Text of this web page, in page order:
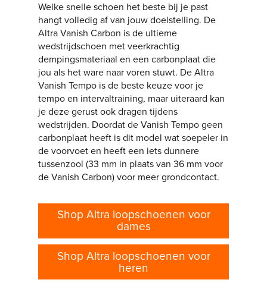
Welke snelle schoen het beste bij je past
hangt volledig af van jouw doelstelling. De
Altra Vanish Carbon is de ultieme
wedstrijdschoen met veerkrachtig
dempingsmateriaal en een carbonplaat die
jou als het ware naar voren stuwt. De Altra
Vanish Tempo is de beste keuze voor je
tempo en intervaltraining, maar uiteraard kan
je deze gerust ook dragen tijdens
wedstrijden. Doordat de Vanish Tempo geen
carbonplaat heeft is dit model wat soepeler in
de voorvoet en heeft een iets dunnere
tussenzool (33 mm in plaats van 36 mm voor
de Vanish Carbon) voor meer grondcontact.
Shop Altra loopschoenen voor
dames
Shop Altra loopschoenen voor
heren